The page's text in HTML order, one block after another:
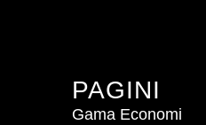
PAGINI
Gama Economi